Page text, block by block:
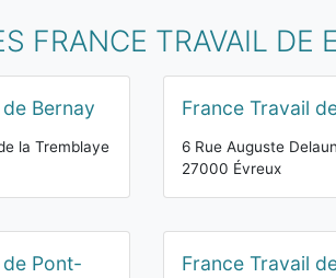
FRANCE TRAVAIL DE
Bernay
la Tremblaye
France Travail
6 Rue Auguste
27000 Évreux
Pont-
France Travail